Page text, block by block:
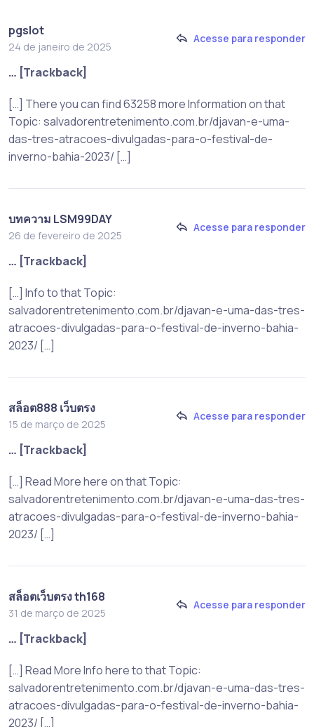
pgslot
24 de janeiro de 2025
Acesse para responder
… [Trackback]
[…] There you can find 63258 more Information on that
Topic: salvadorentretenimento.com.br/djavan-e-uma-
das-tres-atracoes-divulgadas-para-o-festival-de-
inverno-bahia-2023/ […]
บทความ LSM99DAY
26 de fevereiro de 2025
Acesse para responder
… [Trackback]
[…] Info to that Topic:
salvadorentretenimento.com.br/djavan-e-uma-das-tres-
atracoes-divulgadas-para-o-festival-de-inverno-bahia-
2023/ […]
สล็อต888 เว็บตรง
15 de março de 2025
Acesse para responder
… [Trackback]
[…] Read More here on that Topic:
salvadorentretenimento.com.br/djavan-e-uma-das-tres-
atracoes-divulgadas-para-o-festival-de-inverno-bahia-
2023/ […]
สล็อตเว็บตรง th168
31 de março de 2025
Acesse para responder
… [Trackback]
[…] Read More Info here to that Topic:
salvadorentretenimento.com.br/djavan-e-uma-das-tres-
atracoes-divulgadas-para-o-festival-de-inverno-bahia-
2023/ […]